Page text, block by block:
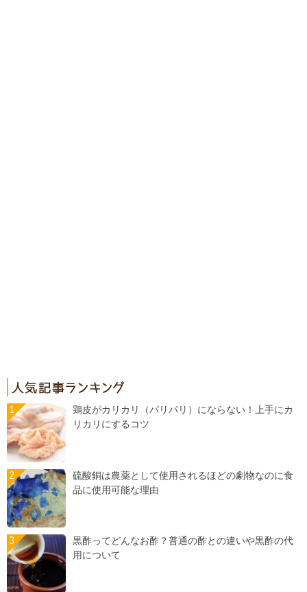
鶏皮がカリカリ（パリパリ）にならない！上手にカ
リカリにするコツ
硫酸銅は農薬として使用されるほどの劇物なのに食
品に使用可能な理由
黒酢ってどんなお酢？普通の酢との違いや黒酢の代
用について